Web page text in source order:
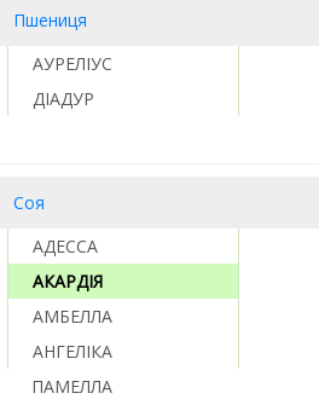
Пшениця
АУРЕЛІУС
ДІАДУР
Соя
АДЕССА
АКАРДІЯ
АМБЕЛЛА
АНГЕЛІКА
ПАМЕЛЛА